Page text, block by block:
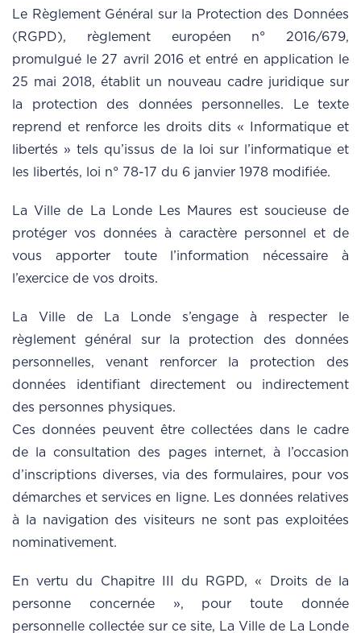
Le Règlement Général sur la Protection des Données
(RGPD), règlement européen n° 2016/679,
promulgué le 27 avril 2016 et entré en application le
25 mai 2018, établit un nouveau cadre juridique sur
la protection des données personnelles. Le texte
reprend et renforce les droits dits « Informatique et
libertés » tels qu’issus de la loi sur l’informatique et
les libertés, loi n° 78-17 du 6 janvier 1978 modifiée.
La Ville de La Londe Les Maures est soucieuse de
protéger vos données à caractère personnel et de
vous apporter toute l’information nécessaire à
l’exercice de vos droits.
La Ville de La Londe s’engage à respecter le
règlement général sur la protection des données
personnelles, venant renforcer la protection des
données identifiant directement ou indirectement
des personnes physiques.
Ces données peuvent être collectées dans le cadre
de la consultation des pages internet, à l’occasion
d’inscriptions diverses, via des formulaires, pour vos
démarches et services en ligne. Les données relatives
à la navigation des visiteurs ne sont pas exploitées
nominativement.
En vertu du Chapitre III du RGPD, « Droits de la
personne concernée », pour toute donnée
personnelle collectée sur ce site, La Ville de La Londe